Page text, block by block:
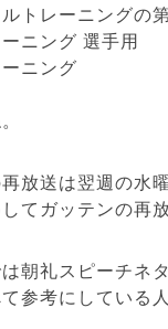
トレーニングの
ニング 選手用
ニング
放送は翌週の
てガッテンの再
朝礼スピーチ
参考にしている